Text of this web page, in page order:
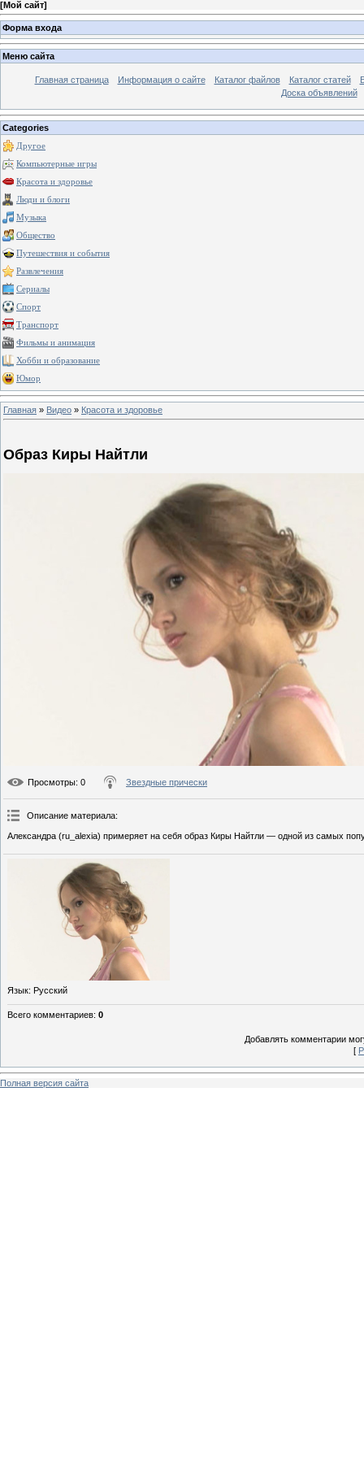
[Мой сайт]
Форма входа
Меню сайта
Главная страница Информация о сайте Каталог файлов Каталог статей
Доска объявлений
Categories
Другое
Компьютерные игры
Красота и здоровье
Люди и блоги
Музыка
Общество
Путешествия и события
Развлечения
Сериалы
Спорт
Транспорт
Фильмы и анимация
Хобби и образование
Юмор
Главная » Видео » Красота и здоровье
Образ Киры Найтли
Просмотры: 0 Звездные прически
Описание материала:
Александра (ru_alexia) примеряет на себя образ Киры Найтли — одной из самых
Язык: Русский
Всего комментариев: 0
Добавлять комментарии
[
Полная версия сайта